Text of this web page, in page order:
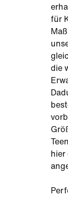
für
die
hier